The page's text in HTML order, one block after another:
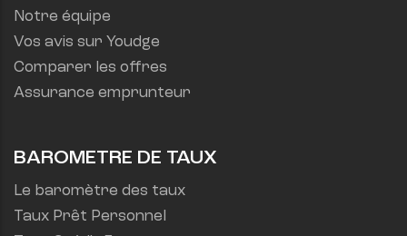
Notre équipe
Vos avis sur Youdge
Comparer les offres
Assurance emprunteur
BAROMETRE DE TAUX
Le baromètre des taux
Taux Prêt Personnel